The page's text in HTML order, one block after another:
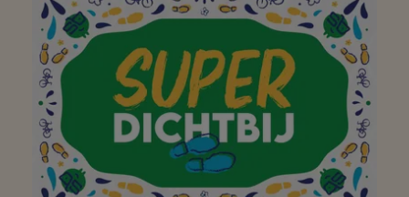
Bedankt voor het
volledige assortiment op
een kleine, handig
ruimte.